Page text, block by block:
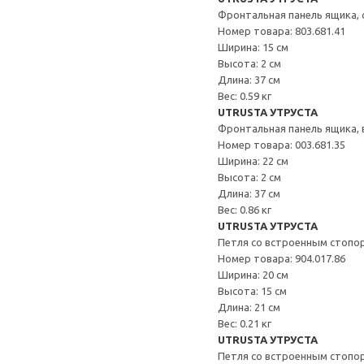
Фронтальная панель ящика,
Номер товара: 803.681.41
Ширина: 15 см
Высота: 2 см
Длина: 37 см
Вес: 0.59 кг
UTRUSTA УТРУСТА
Фронтальная панель ящика,
Номер товара: 003.681.35
Ширина: 22 см
Высота: 2 см
Длина: 37 см
Вес: 0.86 кг
UTRUSTA УТРУСТА
Петля со встроенным
Номер товара: 904.017.86
Ширина: 20 см
Высота: 15 см
Длина: 21 см
Вес: 0.21 кг
UTRUSTA УТРУСТА
Петля со встроенным